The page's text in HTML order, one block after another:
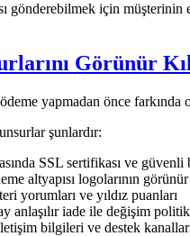
gönderebilmek için
Görünür
yapmadan önce
şunlardır:
SSL sertifikası ve güvenli
altyapısı logolarının
yorumları ve yıldız puanları
anlaşılır iade ile değişim
bilgileri ve destek